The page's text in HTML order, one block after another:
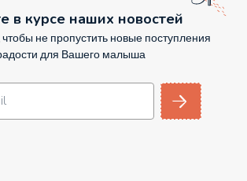
в курсе наших новостей
не пропустить новые поступления
для Вашего малыша